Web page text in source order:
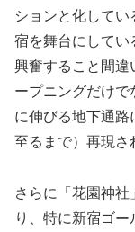
ションと化して
宿を舞台にしてい
興奮すること間違
ープニングだけ
に伸びる地下通路
至るまで）再現さ
さらに「花園神
り、特に新宿ゴ